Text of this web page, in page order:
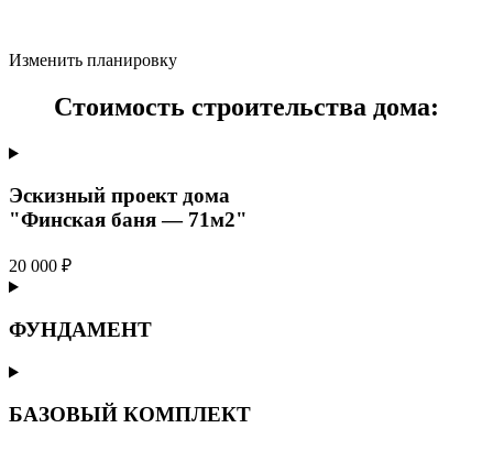
Изменить планировку
Стоимость строительства дома:
Эскизный проект дома
"Финская баня — 71м2"
20 000 ₽
ФУНДАМЕНТ
БАЗОВЫЙ КОМПЛЕКТ